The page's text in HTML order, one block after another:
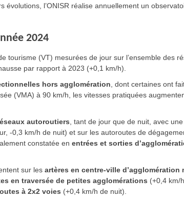
évolutions, l’ONISR réalise annuellement un
2024
tourisme (VT) mesurées de jour sur l’ensemble des
par rapport à 2023 (+0,1 km/h).
hors agglomération , dont certaines ont
(VMA) à 90 km/h, les vitesses pratiquées
autoroutiers , tant de jour que de nuit, avec
-0,3 km/h de nuit) et sur les autoroutes de
constatée en entrées et sorties
sur les artères en centre-ville d’agglomération
en traversée de petites agglomérations (+0,4 km/
à 2x2 voies (+0,4 km/h de nuit).